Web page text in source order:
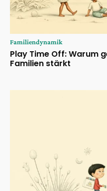
Familiendynamik
Play Time Off: Warum
Familien stärkt